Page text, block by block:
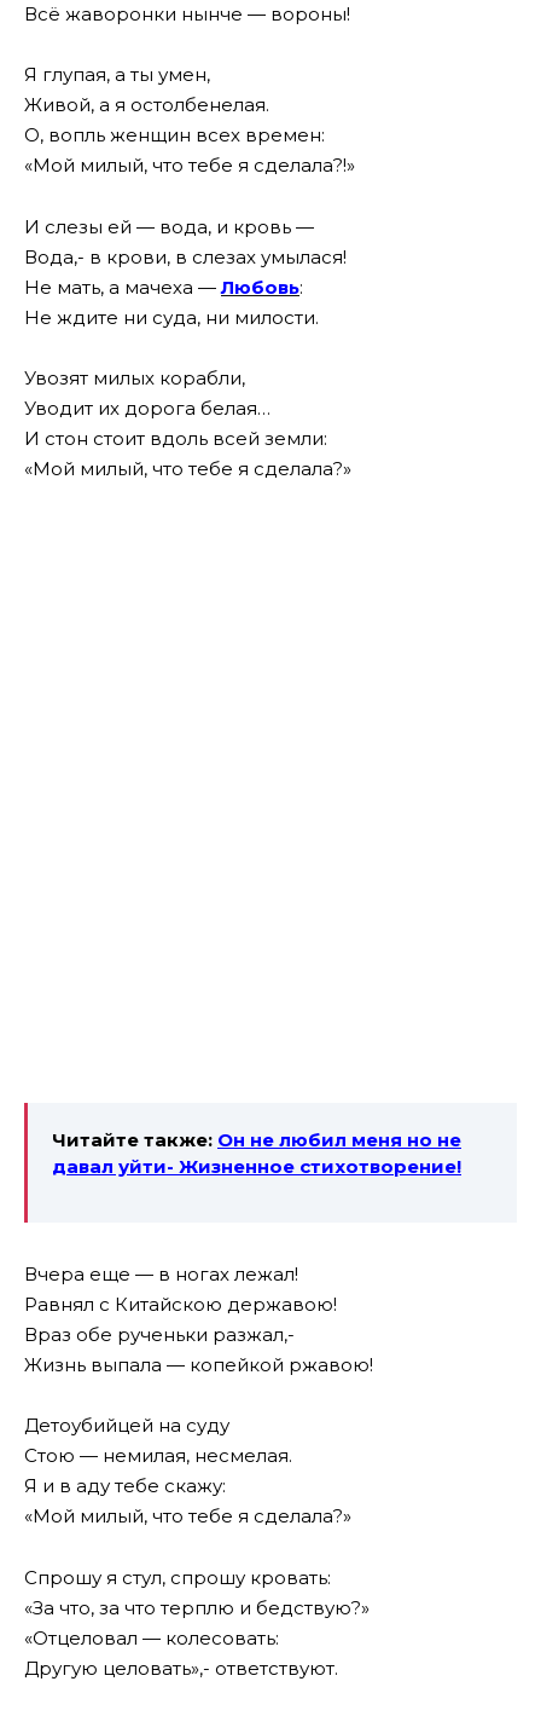
Всё жаворонки нынче — вороны!
Я глупая, а ты умен,
Живой, а я остолбенелая.
О, вопль женщин всех времен:
«Мой милый, что тебе я сделала?!»
И слезы ей — вода, и кровь —
Вода,- в крови, в слезах умылася!
Не мать, а мачеха —Любовь:
Не ждите ни суда, ни милости.
Увозят милых корабли,
Уводит их дорога белая…
И стон стоит вдоль всей земли:
«Мой милый, что тебе я сделала?»
Читайте также: Он не любил меня но не
давал уйти- Жизненное стихотворение!
Вчера еще — в ногах лежал!
Равнял с Китайскою державою!
Враз обе рученьки разжал,-
Жизнь выпала — копейкой ржавою!
Детоубийцей на суду
Стою — немилая, несмелая.
Я и в аду тебе скажу:
«Мой милый, что тебе я сделала?»
Спрошу я стул, спрошу кровать:
«За что, за что терплю и бедствую?»
«Отцеловал — колесовать:
Другую целовать»,- ответствуют.